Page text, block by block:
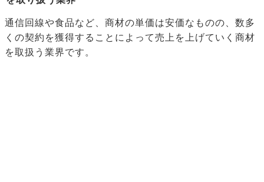
通信回線や食品など、商材の単価は安価なものの、数多
くの契約を獲得することによって売上を上げていく商材
を取扱う業界です。